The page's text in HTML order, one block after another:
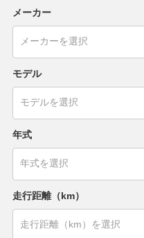
メーカー
モデル
年式
走行距離（km）